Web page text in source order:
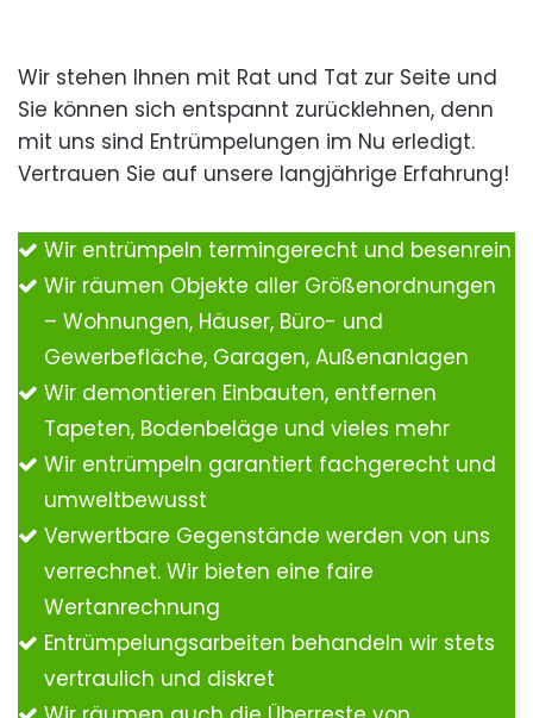
Wir stehen Ihnen mit Rat und Tat zur Seite und
Sie können sich entspannt zurücklehnen, denn
mit uns sind Entrümpelungen im Nu erledigt.
Vertrauen Sie auf unsere langjährige Erfahrung!
Wir entrümpeln termingerecht und besenrein
Wir räumen Objekte aller Größenordnungen
– Wohnungen, Häuser, Büro- und
Gewerbefläche, Garagen, Außenanlagen
Wir demontieren Einbauten, entfernen
Tapeten, Bodenbeläge und vieles mehr
Wir entrümpeln garantiert fachgerecht und
umweltbewusst
Verwertbare Gegenstände werden von uns
verrechnet. Wir bieten eine faire
Wertanrechnung
Entrümpelungsarbeiten behandeln wir stets
vertraulich und diskret